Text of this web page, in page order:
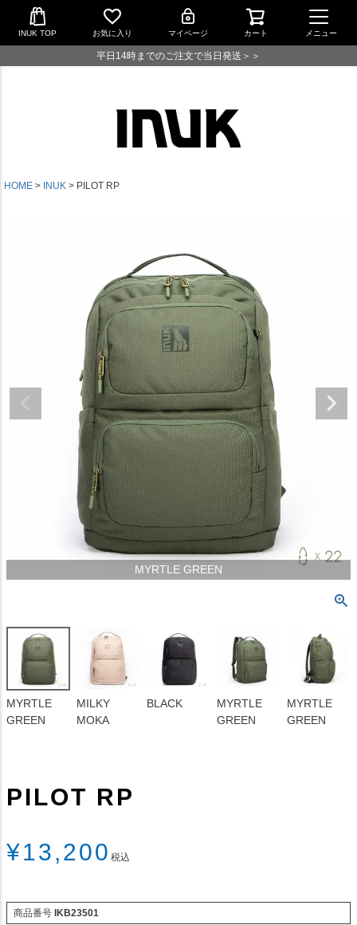
INUK TOP お気に入り マイページ カート メニュー
平日14時までのご注文で当日発送＞＞
HOME INUK PILOT RP
MYRTLE GREEN
MYRTLE
GREEN
MILKY
MOKA
BLACK
MYRTLE
GREEN
MYRTLE
GREEN
PILOT RP
¥13,200 税込
商品番号 IKB23501